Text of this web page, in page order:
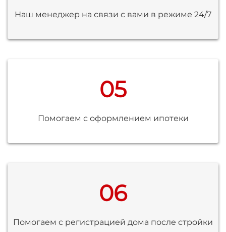
Наш менеджер на связи с вами в режиме 24/7
05
Помогаем с оформлением ипотеки
06
Помогаем с регистрацией дома после стройки